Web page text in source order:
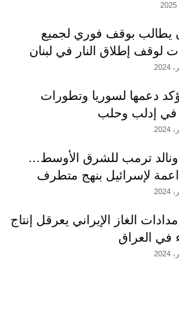
يطالب بوقف فوري لجميع
لوقف إطلاق النار في لبنان
دعمها لسوريا وتطورات
في إدلب وحلب
ترمب للشرق الأوسط…
لإسرائيل بنهج متطرف
الغاز الإيراني يعرقل إنتاج
في العراق